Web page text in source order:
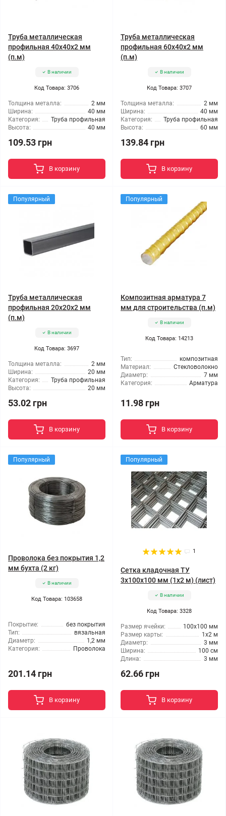
Труба металлическая
профильная 40x40x2 мм
(п.м)
В наличии
Код Товара: 3706
Толщина металла:
2 мм
Ширина:
40 мм
Категория:
Труба профильная
Высота:
40 мм
109.53 грн
В корзину
Труба металлическая
профильная 60x40x2 мм
(п.м)
В наличии
Код Товара: 3707
Толщина металла:
2 мм
Ширина:
40 мм
Категория:
Труба профильная
Высота:
60 мм
139.84 грн
В корзину
Популярный
Труба металлическая
профильная 20x20x2 мм
(п.м)
В наличии
Код Товара: 3697
Толщина металла:
2 мм
Ширина:
20 мм
Категория:
Труба профильная
Высота:
20 мм
53.02 грн
В корзину
Популярный
Композитная арматура 7
мм для строительства (п.м)
В наличии
Код Товара: 14213
Тип:
композитная
Материал:
Стекловолокно
Диаметр:
7 мм
Категория:
Арматура
11.98 грн
В корзину
Популярный
Проволока без покрытия 1,2
мм бухта (2 кг)
В наличии
Код Товара: 103658
Покрытие:
без покрытия
Тип:
вязальная
Диаметр:
1,2 мм
Категория:
Проволока
201.14 грн
В корзину
Популярный
1
Сетка кладочная ТУ
3x100x100 мм (1x2 м) (лист)
В наличии
Код Товара: 3328
Размер ячейки:
100x100 мм
Размер карты:
1x2 м
Диаметр:
3 мм
Ширина:
100 см
Длина:
3 мм
62.66 грн
В корзину